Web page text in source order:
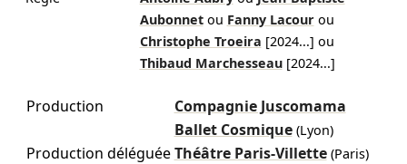
Aubonnet ou Fanny Lacour ou
Christophe Troeira [2024...] ou
Thibaud Marchesseau [2024...]
Production
Compagnie Juscomama
Ballet Cosmique(Lyon)
Production déléguée Théâtre Paris-Villette(Paris)